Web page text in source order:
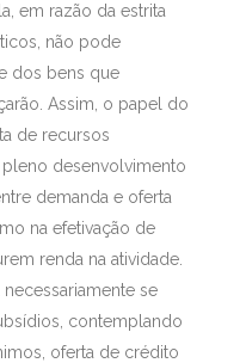
em razão da estrita
não pode
dos bens que
Assim, o papel do
de recursos
desenvolvimento
demanda e oferta
na efetivação de
renda na atividade.
se
contemplando
oferta de crédito